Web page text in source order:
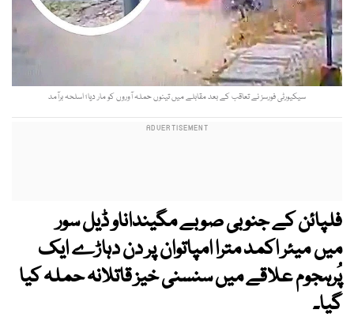
سیکیورٹی فورسز نے تعاقب کے بعد مقابلے میں تینوں حملہ آوروں کو مار دیا؛ اسلحہ برآمد
فلپائن کے جنوبی صوبے مگینداناو ڈیل سور
میں میئر اکمد مترا امپاتوان پر دن دہاڑے ایک
پُرہجوم علاقے میں سنسنی خیز قاتلانہ حملہ کیا
گیا۔